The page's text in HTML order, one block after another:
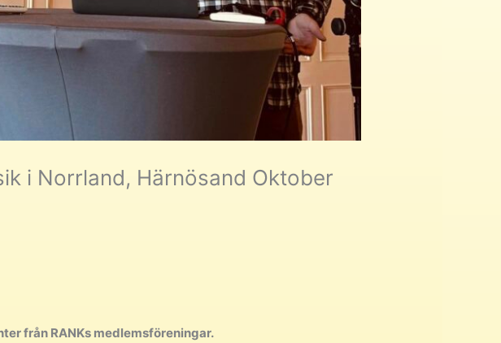
i Norrland, Härnösand Oktober
från RANKs medlemsföreningar.